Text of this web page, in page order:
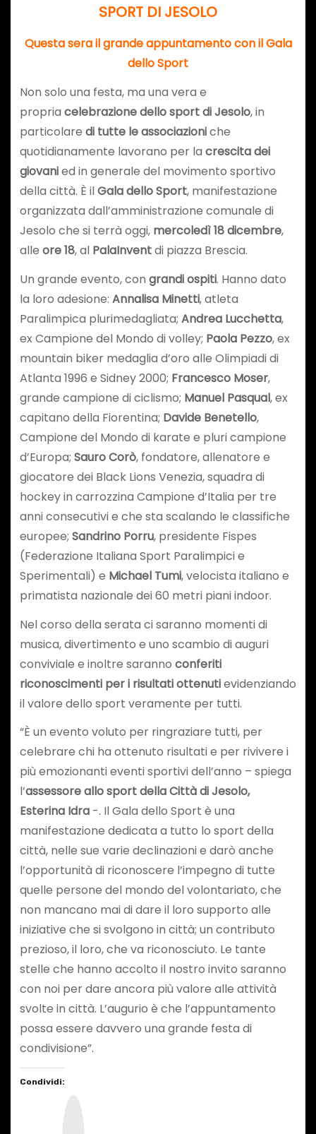
SPORT DI JESOLO
Questa sera il grande appuntamento con il Gala
dello Sport
Non solo una festa, ma una vera e
propria celebrazione dello sport di Jesolo, in
particolare di tutte le associazioniche
quotidianamente lavorano per la crescita dei
giovanied in generale del movimento sportivo
della città. È ilGala dello Sport, manifestazione
organizzata dall’amministrazione comunale di
Jesolo che si terrà oggi, mercoledì 18 dicembre,
alle ore 18, al PalaInventdi piazza Brescia.
Un grande evento, con grandi ospiti. Hanno dato
la loro adesione: Annalisa Minetti, atleta
Paralimpica plurimedagliata; Andrea Lucchetta,
ex Campione del Mondo di volley; Paola Pezzo, ex
mountain biker medaglia d’oro alle Olimpiadi di
Atlanta 1996 e Sidney 2000; Francesco Moser,
grande campione di ciclismo; Manuel Pasqual, ex
capitano della Fiorentina; Davide Benetello,
Campione del Mondo di karate e pluri campione
d’Europa; Sauro Corò, fondatore, allenatore e
giocatore dei Black Lions Venezia, squadra di
hockey in carrozzina Campione d’Italia per tre
anni consecutivi e che sta scalando le classifiche
europee; Sandrino Porru, presidente Fispes
(Federazione Italiana Sport Paralimpici e
Sperimentali) e Michael Tumi, velocista italiano e
primatista nazionale dei 60 metri piani indoor.
Nel corso della serata ci saranno momenti di
musica, divertimento e uno scambio di auguri
conviviale e inoltre saranno conferiti
riconoscimenti per i risultati ottenutievidenziando
il valore dello sport veramente per tutti.
“È un evento voluto per ringraziare tutti, per
celebrare chi ha ottenuto risultati e per rivivere i
più emozionanti eventi sportivi dell’anno – spiega
l’assessore allo sport della Città di Jesolo,
Esterina Idra-. Il Gala dello Sport è una
manifestazione dedicata a tutto lo sport della
città, nelle sue varie declinazioni e darò anche
l’opportunità di riconoscere l’impegno di tutte
quelle persone del mondo del volontariato, che
non mancano mai di dare il loro supporto alle
iniziative che si svolgono in città; un contributo
prezioso, il loro, che va riconosciuto. Le tante
stelle che hanno accolto il nostro invito saranno
con noi per dare ancora più valore alle attività
svolte in città. L’augurio è che l’appuntamento
possa essere davvero una grande festa di
condivisione”.
Condividi: